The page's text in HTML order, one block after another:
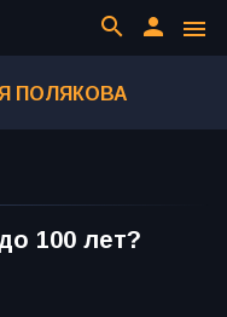
menu
person
search
ПОЛЯКОВА
100 лет?